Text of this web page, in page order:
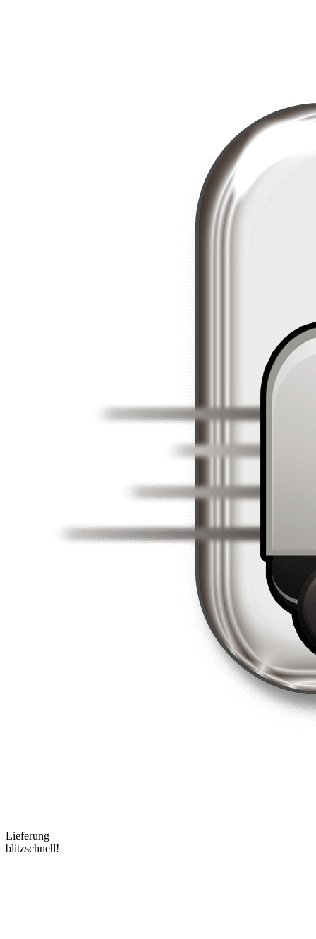
Lieferung
blitzschnell!